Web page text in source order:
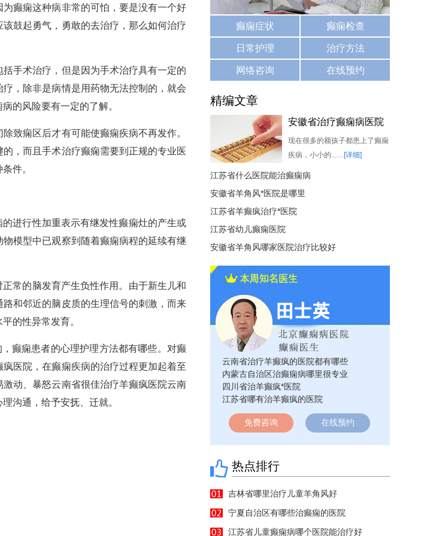
癫痫这种病非常的可怕，要是没有一个好
鼓起勇气，勇敢的去治疗，那么如何治疗
手术治疗，但是因为手术治疗具有一定的
，除非是病情是用药物无法控制的，就会
的风险要有一定的了解。
痫区后才有可能使癫痫疾病不再发作。
，而且手术治疗癫痫需要到正规的专业医
件。
进行性加重表示有继发性癫痫灶的产生或
模型中已观察到随着癫痫病程的延续有继
常的脑发育产生负性作用。由于新生儿和
和邻近的脑皮质的生理信号的刺激，而来
的性异常发育。
癫痫患者的心理护理方法都有哪些。对癫
医院，在癫痫疾病的治疗过程更加起着至
动、暴怒云南省很佳治疗羊癫疯医院云南
沟通，给予安抚、迁就。
癫痫症状 癫痫检查
日常护理 治疗方法
网络咨询 在线预约
精编文章
安徽省治疗癫痫病医院
哪家比较好
现在很多的额孩子都患上了癫痫
疾病，小小的...… [详细]
江苏省什么医院能治癫痫病
安徽省羊角风*医院是哪里
江苏省羊癫疯治疗*医院
江苏省幼儿癫痫医院
安徽省羊角风哪家医院治疗比较好
云南省治疗羊癫疯的医院都有哪些
内蒙古自治区治癫痫病哪里很专业
四川省治羊癫疯*医院
江苏省哪有治羊癫疯的医院
免费咨询 在线预约
热点排行
吉林省哪里治疗儿童羊角风好
宁夏自治区有哪些治癫痫的医院
江苏省儿童癫痫病哪个医院能治疗好